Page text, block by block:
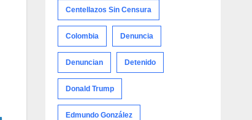
Centellazos Sin Censura
Colombia Denuncia
Denuncian Detenido
Donald Trump
Edmundo González